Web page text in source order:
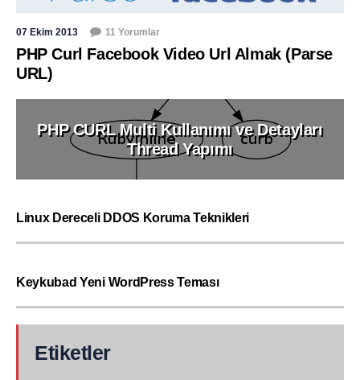
07 Ekim 2013 11 Yorumlar
PHP Curl Facebook Video Url Almak (Parse
URL)
PHP CURL Multi Kullanımı ve Detayları
Thread Yapımı
Linux Dereceli DDOS Koruma Teknikleri
Keykubad Yeni WordPress Teması
Etiketler